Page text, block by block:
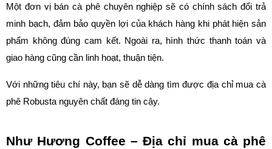
Một đơn vị bán cà phê chuyên nghiệp sẽ có chính sách đổi trả
minh bạch, đảm bảo quyền lợi của khách hàng khi phát hiện sản
phẩm không đúng cam kết. Ngoài ra, hình thức thanh toán và
giao hàng cũng cần linh hoạt, thuận tiện.
Với những tiêu chí này, bạn sẽ dễ dàng tìm được địa chỉ mua cà
phê Robusta nguyên chất đáng tin cậy.
Như Hương Coffee – Địa chỉ mua cà phê